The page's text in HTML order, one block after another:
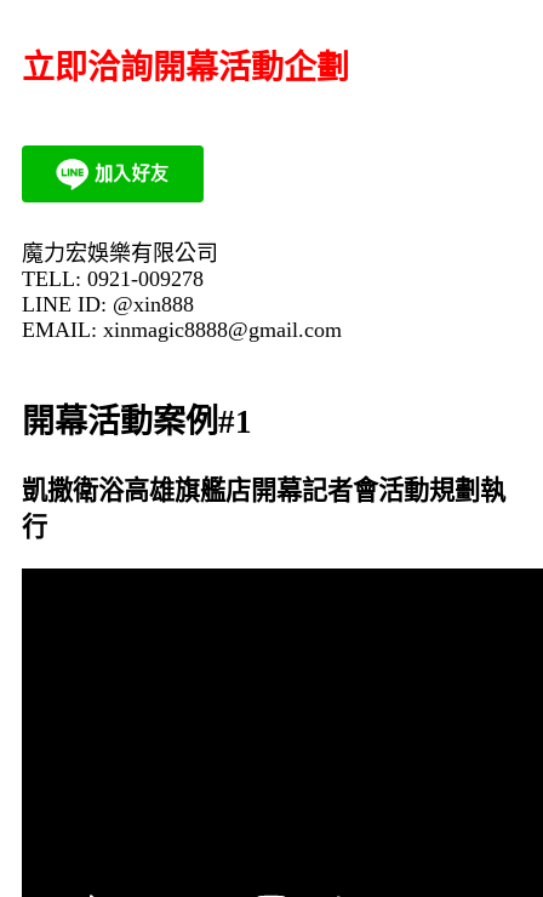
立即洽詢開幕活動企劃
魔力宏娛樂有限公司
TELL: 0921-009278
LINE ID: @xin888
EMAIL: xinmagic8888@gmail.com
開幕活動案例#1
凱撒衛浴高雄旗艦店開幕記者會活動規劃執
行